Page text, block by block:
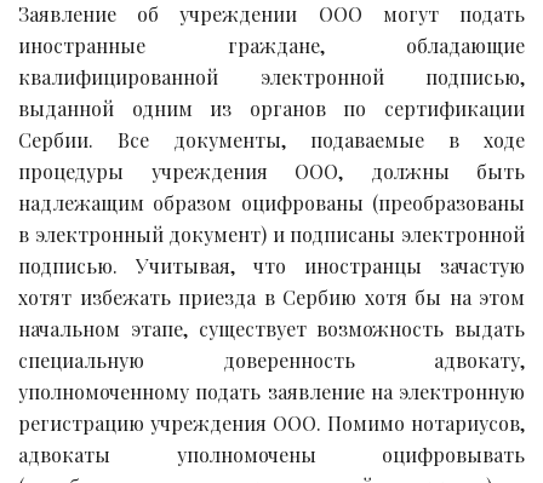
Заявление об учреждении ООО могут подать
иностранные граждане, обладающие
квалифицированной электронной подписью,
выданной одним из органов по сертификации
Сербии. Все документы, подаваемые в ходе
процедуры учреждения ООО, должны быть
надлежащим образом оцифрованы (преобразованы
в электронный документ) и подписаны электронной
подписью. Учитывая, что иностранцы зачастую
хотят избежать приезда в Сербию хотя бы на этом
начальном этапе, существует возможность выдать
специальную доверенность адвокату,
уполномоченному подать заявление на электронную
регистрацию учреждения ООО. Помимо нотариусов,
адвокаты уполномочены оцифровывать